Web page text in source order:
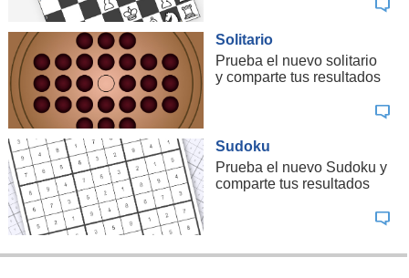
Solitario
Prueba el nuevo solitario
y comparte tus resultados
Sudoku
Prueba el nuevo Sudoku y
comparte tus resultados